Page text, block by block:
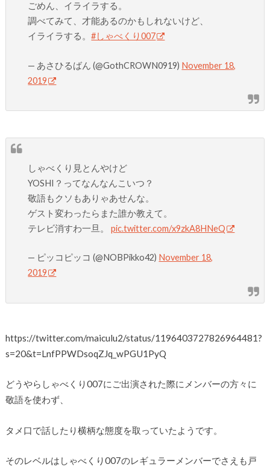
ごめん、イライラする。
調べてみて、才能あるのかもしれないけど、
イライラする。#しゃべくり007
— あさひるばん (@GothCROWN0919) November 18,
2019
しゃべくり見とんやけど
YOSHI？ってなんなんこいつ？
敬語もクソもありゃあせんな。
ゲスト変わったらまた誰か教えて。
テレビ消すわ一旦。pic.twitter.com/x9zkA8HNeQ
— ピッコピッコ (@NOBPikko42) November 18,
2019
https://twitter.com/maiculu2/status/1196403727826964481?
s=20&t=LnfPPWDsoqZJq_wPGU1PyQ
どうやらしゃべくり007にご出演された際にメンバーの方々に
敬語を使わず、
タメ口で話したり横柄な態度を取っていたようです。
そのレベルはしゃべくり007のレギュラーメンバーでさえも戸